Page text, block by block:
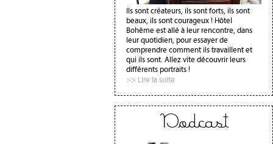
Ils sont créateurs, ils sont forts, ils sont
beaux, ils sont courageux ! Hôtel
Bohême est allé à leur rencontre, dans
leur quotidien, pour essayer de
comprendre comment ils travaillent et
qui ils sont. Allez vite découvrir leurs
différents portraits !
>> Lire la suite
Podcast